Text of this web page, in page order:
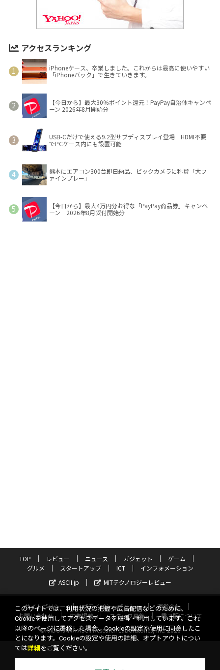
アクセスランキング
iPhoneケース、卒業しました。これからは最高に使いやすい
「iPhoneバック」で生きていきます。
【今日から】最大30％ポイント還元！PayPay自治体キャンペ
ーン 2026年8月開始分
USB-Cだけで使える9.2型サブディスプレイ登場 HDMI不要
でPCケース内にも設置可能
熊本にエアコン300台即日納品、ビックカメラに称賛「大フ
ァインプレー」
【今日から】最大4万円分お得な「PayPay商品券」キャンペ
ーン 2026年8月受付開始分
TOP レビュー ニュース ガジェット
ゲーム
グルメ
スタートアップ ICT
インフォメーション
ASCII.jp
MITテクノロジーレビュー
サイトポリシー プライバシーポリシー
運営会社
お問い合わせ
広告掲載 スタッフ募集
電子版について
©KADOKAWA ASCII Research Laboratories, Inc. 2026
このサイトでは、利用状況の把握や広告配信などのために、
Cookieを使用してアクセスデータを取得・利用しています。これ
以降のページに遷移した場合、Cookieの設定や使用に同意したこ
とになります。Cookieの設定や使用の詳細、オプトアウトについ
ては詳細 をご覧ください。